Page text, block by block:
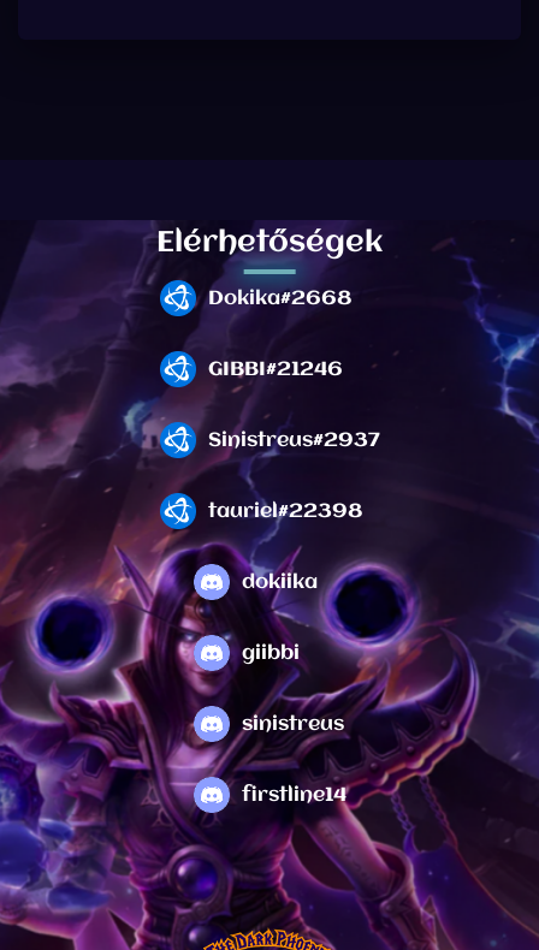
Elérhetőségek
Dokika#2668
GIBBI#21246
Sinistreus#2937
tauriel#22398
dokiika
giibbi
sinistreus
firstline14